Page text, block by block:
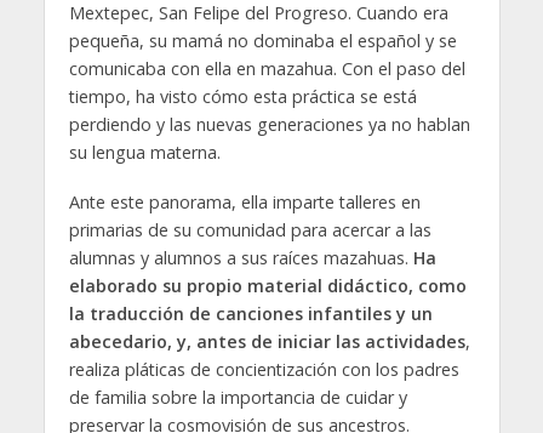
Mextepec, San Felipe del Progreso. Cuando era
pequeña, su mamá no dominaba el español y se
comunicaba con ella en mazahua. Con el paso del
tiempo, ha visto cómo esta práctica se está
perdiendo y las nuevas generaciones ya no hablan
su lengua materna.
Ante este panorama, ella imparte talleres en
primarias de su comunidad para acercar a las
alumnas y alumnos a sus raíces mazahuas. Ha
elaborado su propio material didáctico, como
la traducción de canciones infantiles y un
abecedario, y, antes de iniciar las actividades,
realiza pláticas de concientización con los padres
de familia sobre la importancia de cuidar y
preservar la cosmovisión de sus ancestros.